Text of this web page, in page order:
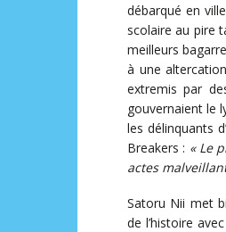
débarqué en
scolaire au pire
meilleurs
à une
extremis par
gouvernaient le
les délinquants
Breakers : « Le
actes
Satoru Nii met
de l’histoire